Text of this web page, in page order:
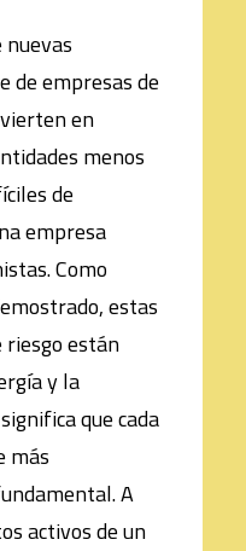
de empresas de
en
menos
de
empresa
Como
estas
riesgo están
y la
que cada
más
A
activos de un